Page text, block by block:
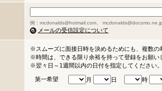
例：mcdonalds@hotmail.com、 mcdonalds@docomo.ne.jp
メールの受信設定について
※スムーズに面接日時を決めるためにも、複数の
※時間は、できる限り余裕を持って登録をお願い
※翌々日～1週間以内の日付を指定してください。
第一希望
月 日 時